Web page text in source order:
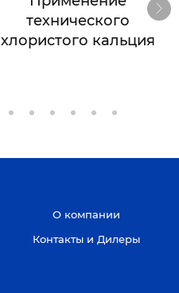
технического
хлористого кальция
О компании
Контакты и Дилеры